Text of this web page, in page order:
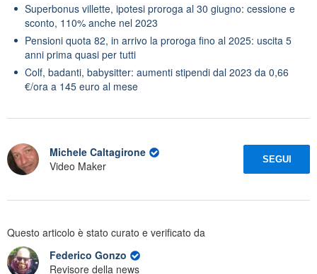
Superbonus villette, ipotesi proroga al 30 giugno: cessione e
sconto, 110% anche nel 2023
Pensioni quota 82, in arrivo la proroga fino al 2025: uscita 5
anni prima quasi per tutti
Colf, badanti, babysitter: aumenti stipendi dal 2023 da 0,66
€/ora a 145 euro al mese
Michele Caltagirone
Video Maker
SEGUI
Questo articolo è stato curato e verificato da
Federico Gonzo
Revisore della news